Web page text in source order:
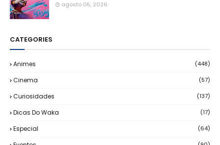
agosto 05, 2026
CATEGORIES
Animes (448)
Cinema (57)
Curiosidades (137)
Dicas Do Waka (17)
Especial (64)